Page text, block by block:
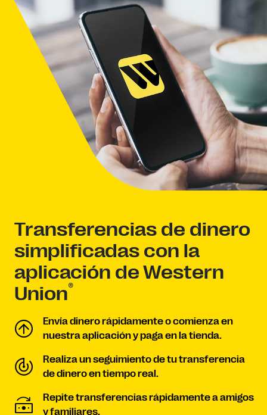
Transferencias de dinero
simplificadas con la
aplicación de Western
Union®
Envía dinero rápidamente o comienza en
nuestra aplicación y paga en la tienda.
Realiza un seguimiento de tu transferencia
de dinero en tiempo real.
Repite transferencias rápidamente a amigos
y familiares.